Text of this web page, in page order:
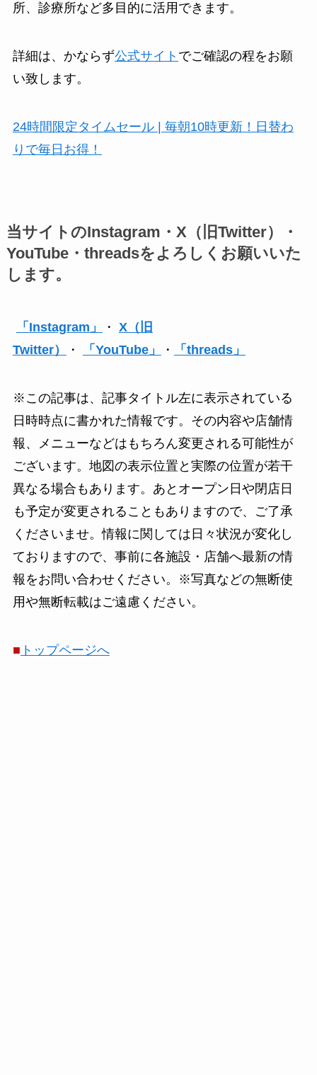
所、診療所など多目的に活用できます。
詳細は、かならず公式サイト でご確認の程をお願
い致します。
24時間限定タイムセール | 毎朝10時更新！日替わ
りで毎日お得！
当サイトのInstagram・X（旧Twitter）・
YouTube・threadsをよろしくお願いいた
します。
「Instagram」 ・ X（旧
Twitter）
・ 「YouTube」 ・ 「threads」
※この記事は、記事タイトル左に表示されている
日時時点に書かれた情報です。その内容や店舗情
報、メニューなどはもちろん変更される可能性が
ございます。地図の表示位置と実際の位置が若干
異なる場合もあります。あとオープン日や閉店日
も予定が変更されることもありますので、ご了承
くださいませ。情報に関しては日々状況が変化し
ておりますので、事前に各施設・店舗へ最新の情
報をお問い合わせください。※写真などの無断使
用や無断転載はご遠慮ください。
■ トップページへ